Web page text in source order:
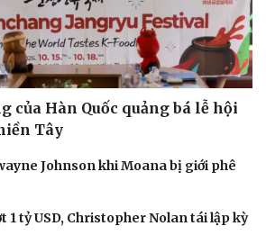
của Hàn Quốc quảng bá lễ hội
Tây
Johnson khi Moana bị giới phê
1 tỷ USD, Christopher Nolan tái lập kỳ